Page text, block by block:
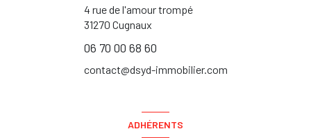
4 rue de l'amour trompé
31270 Cugnaux
06 70 00 68 60
contact@dsyd-immobilier.com
ADHÉRENTS